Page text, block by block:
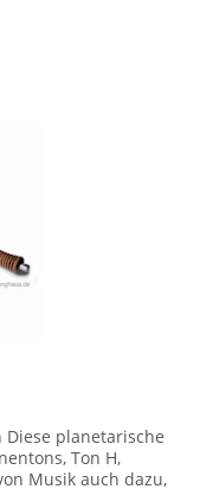
Diese planetarische
Ton H,
Musik auch dazu,